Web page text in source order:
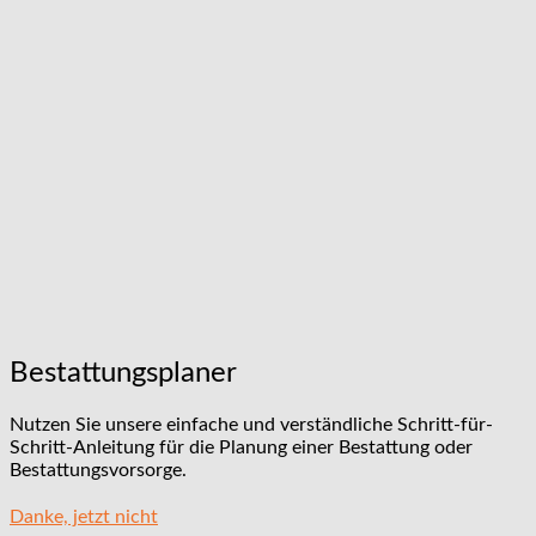
Bestattungsplaner
Nutzen Sie unsere einfache und verständliche Schritt-für-
Schritt-Anleitung für die Planung einer Bestattung oder
Bestattungsvorsorge.
Danke, jetzt nicht